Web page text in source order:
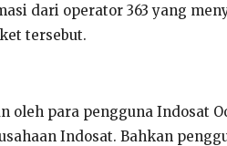
dari operator 363 yang
tersebut.
para pengguna Indosat
Indosat. Bahkan